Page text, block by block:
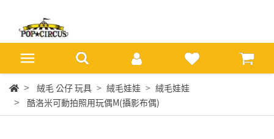
絨毛 公仔 玩具 絨毛娃娃
絨毛娃娃
酷洛米可動拍照用玩偶M(攝影布偶)